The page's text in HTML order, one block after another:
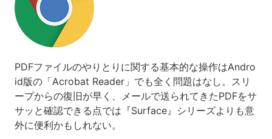
PDFファイルのやりとりに関する基本的な操作はAndro
id版の「Acrobat Reader」でも全く問題はなし。スリ
ープからの復旧が早く、メールで送られてきたPDFをサ
サッと確認できる点では『Surface』シリーズよりも意
外に便利かもしれない。